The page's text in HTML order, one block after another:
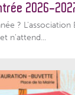
2026-
? L'association
n'attend...